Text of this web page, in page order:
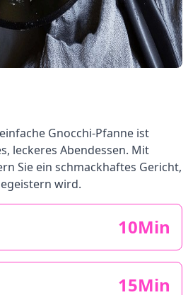
Gnocchi-Pfanne ist
leckeres Abendessen. Mit
Sie ein schmackhaftes Gericht,
wird.
10Min
15Min